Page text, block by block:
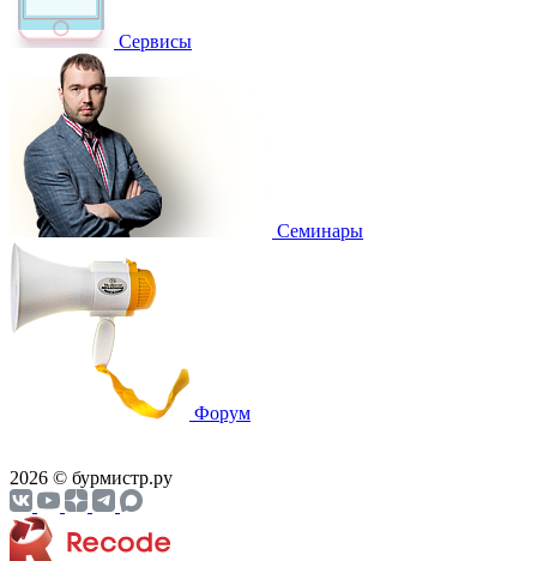
Сервисы
Семинары
Форум
2026 © бурмистр.ру